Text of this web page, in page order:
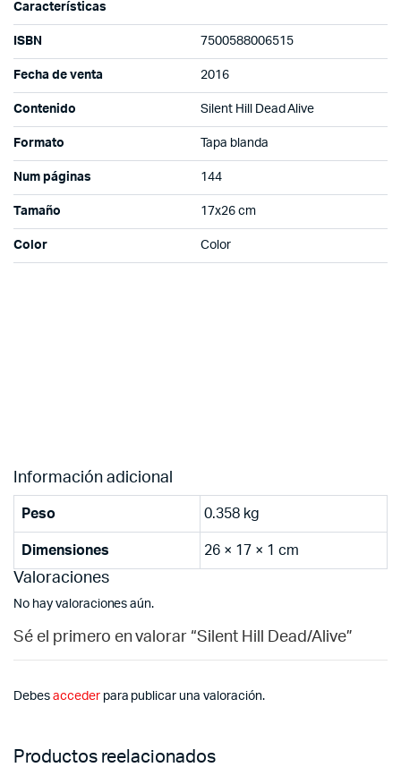
Características
ISBN 7500588006515
Fecha de venta 2016
Contenido Silent Hill Dead Alive
Formato Tapa blanda
Num páginas 144
Tamaño 17x26 cm
Color Color
Información adicional
Peso 0.358 kg
Dimensiones 26 × 17 × 1 cm
Valoraciones
No hay valoraciones aún.
Sé el primero en valorar “Silent Hill Dead/Alive”
Debes accederpara publicar una valoración.
Productos reelacionados